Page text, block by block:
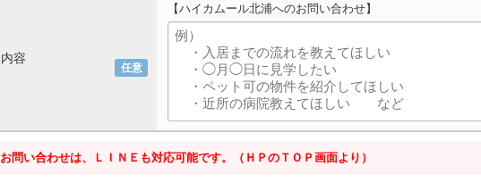
任意
内容
【ハイカムール北浦へのお問い合わせ】
お問い合わせは、ＬＩＮＥも対応可能です。（ＨＰのＴＯＰ画面より）